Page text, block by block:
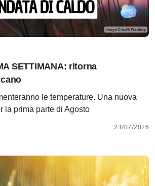
SETTIMANA: ritorna
le temperature. Una nuova
la prima parte di Agosto
23/07/2026